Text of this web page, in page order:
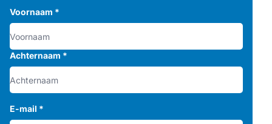
Voornaam *
Achternaam *
E-mail *